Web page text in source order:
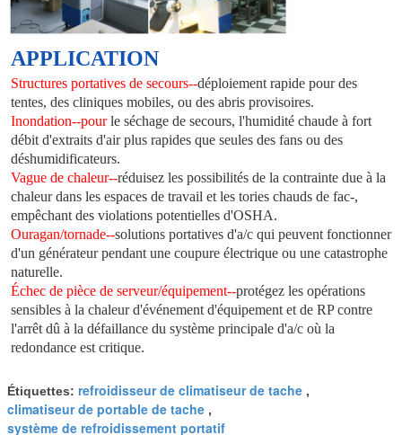
APPLICATION
Structures portatives de secours--déploiement rapide pour des
tentes, des cliniques mobiles, ou des abris provisoires.
Inondation--pour le séchage de secours, l'humidité chaude à fort
débit d'extraits d'air plus rapides que seules des fans ou des
déshumidificateurs.
Vague de chaleur--réduisez les possibilités de la contrainte due à la
chaleur dans les espaces de travail et les tories chauds de fac-,
empêchant des violations potentielles d'OSHA.
Ouragan/tornade--solutions portatives d'a/c qui peuvent fonctionner
d'un générateur pendant une coupure électrique ou une catastrophe
naturelle.
Échec de pièce de serveur/équipement--protégez les opérations
sensibles à la chaleur d'événement d'équipement et de RP contre
l'arrêt dû à la défaillance du système principale d'a/c où la
redondance est critique.
Étiquettes: refroidisseur de climatiseur de tache ,
climatiseur de portable de tache ,
système de refroidissement portatif